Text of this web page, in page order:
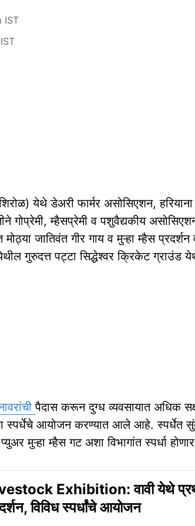
IST
IST
येथे डेअरी फार्मर असोसिएशन,
गोप्रेमी, म्हैसप्रेमी व पशुवैद्यकीय
मोठ्या जातिवंत गीर गाय व मुऱ्हा म्हैस
गुरुदत्त पट्टा सिद्धेश्वर क्रिकेट ग्राउंड
पैदास करून दुग्ध व्यवसायात अधिक
या स्पर्धेचे आयोजन करण्यात आले आहे. स्पर्धेत
मुऱ्हा म्हैस गट अशा विभागांत स्पर्धा
Exhibition: वावी येथे
विविध स्पर्धांचे आयोजन